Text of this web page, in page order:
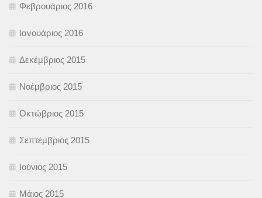
Φεβρουάριος 2016
Ιανουάριος 2016
Δεκέμβριος 2015
Νοέμβριος 2015
Οκτώβριος 2015
Σεπτέμβριος 2015
Ιούνιος 2015
Μάιος 2015